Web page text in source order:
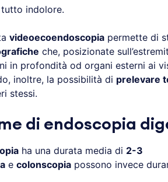
indolore.
videoecoendoscopiapermette di
che, posizionate
in profondità od organi esterni ai
inoltre, la possibilità di prelevare
stessi.
di endoscopia
ha una durata media di 2-3
e colonscopiapossono invece